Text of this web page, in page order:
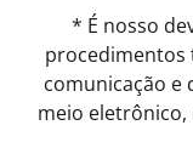
* É nosso
procedimentos
comunicação e
meio eletrônico,